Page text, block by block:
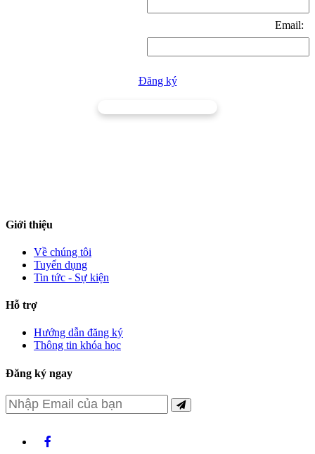
Email:
Đăng ký
Giới thiệu
Về chúng tôi
Tuyển dụng
Tin tức - Sự kiện
Hỗ trợ
Hướng dẫn đăng ký
Thông tin khóa học
Đăng ký ngay